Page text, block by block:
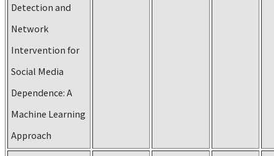
Detection and
Network
Intervention for
Social Media
Dependence: A
Machine Learning
Approach